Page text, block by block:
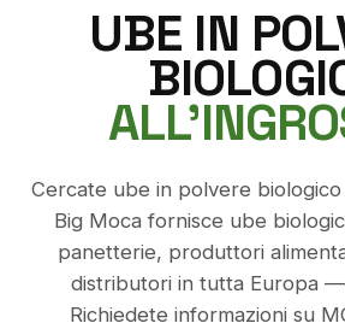
UBE IN
Cercate ube in polvere
Big Moca fornisce ube
panetterie, produttori
distributori in tutta Europa —
Richiedete informazioni su